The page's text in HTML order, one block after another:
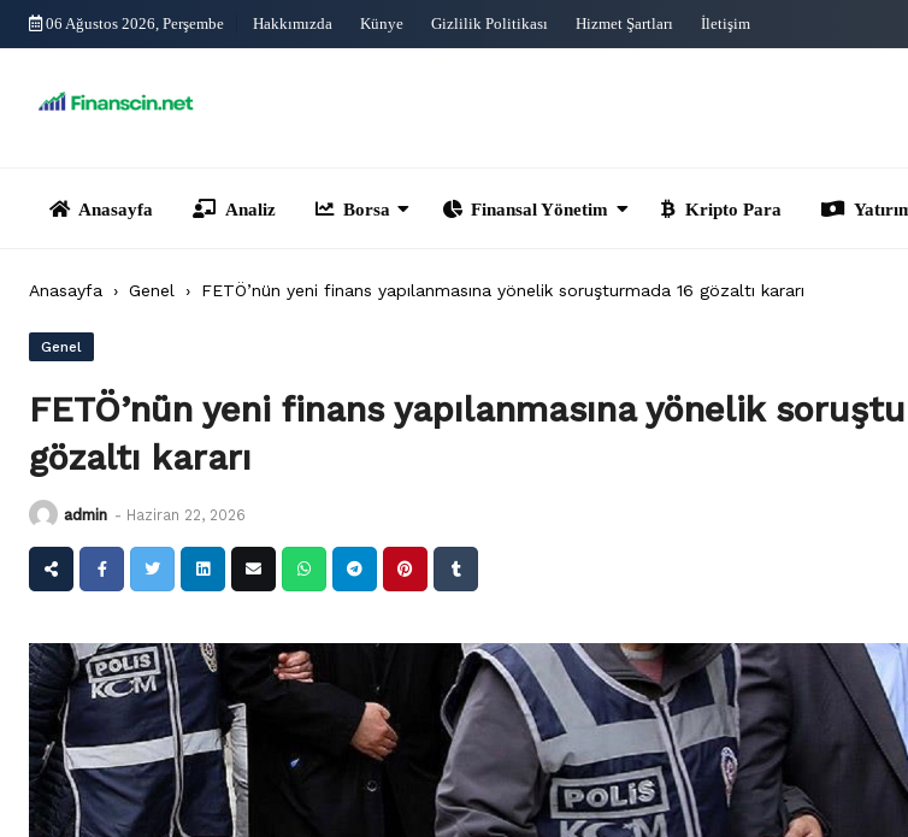
Skip
06 Ağustos 2026, Perşembe Hakkımızda Künye Gizlilik Politikası Hizmet Şartları İletişim
Anasayfa › Genel › FETÖ’nün yeni finans yapılanmasına yönelik soruşturmada 16 gözaltı kararı
Genel
FETÖ’nün yeni finans yapılanmasına yönelik
gözaltı kararı
admin - Haziran 22, 2026